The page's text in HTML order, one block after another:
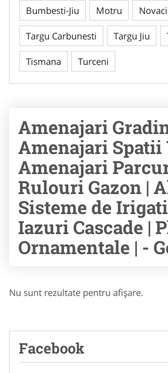
Bumbesti-Jiu Motru Novaci
Targu Carbunesti Targu Jiu
Tismana Turceni
Amenajari
Amenajari Spatii
Amenajari
Rulouri Gazon |
Sisteme de
Iazuri Cascade |
Ornamentale | -
Nu sunt rezultate pentru afişare.
Facebook